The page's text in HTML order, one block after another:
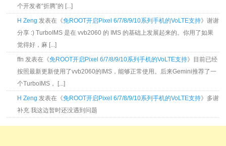
个开发者“折腾”的 [...]
H Zeng 发表在《免ROOT开启Pixel 6/7/8/9/10系列手机的VoLTE支持》谢谢
分享 :) TurboIMS 是在 vvb2060 的 IMS 的基础上发展起来的。你用了如果
觉得好，麻 [...]
ffn 发表在《免ROOT开启Pixel 6/7/8/9/10系列手机的VoLTE支持》目前已经
按照最新更新使用了vvb2060的IMS，能够正常使用。后来Gemini推荐了一
个TurboIMS， [...]
H Zeng 发表在《免ROOT开启Pixel 6/7/8/9/10系列手机的VoLTE支持》多谢
补充 我这边暂时还没遇到问题